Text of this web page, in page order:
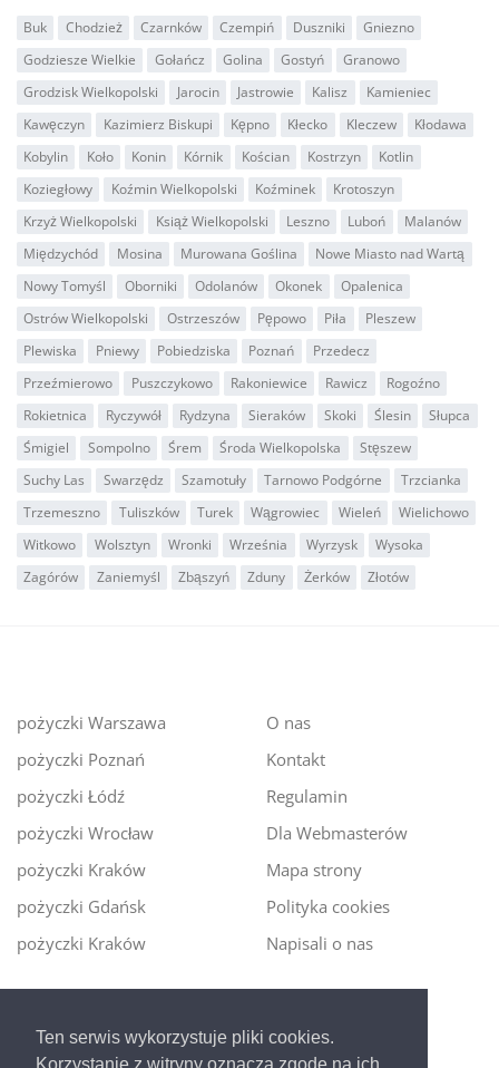
Ten serwis wykorzystuje pliki cookies.
Buk Chodzież Czarnków Czempiń Duszniki
Gniezno
Godziesze Wielkie
Gołańcz Golina Gostyń
Granowo
Grodzisk Wielkopolski
Jarocin Jastrowie Kalisz
Kamieniec
Kawęczyn
Kazimierz Biskupi Kępno Kłecko Kleczew
Kłodawa
Kobylin
Koło Konin Kórnik Kościan Kostrzyn
Kotlin
Koziegłowy
Koźmin Wielkopolski Koźminek
Krotoszyn
Krzyż Wielkopolski
Książ Wielkopolski Leszno Luboń
Malanów
Międzychód
Mosina Murowana Goślina
Nowe Miasto nad Wartą
Nowy Tomyśl
Oborniki Odolanów Okonek
Opalenica
Ostrów Wielkopolski
Ostrzeszów Pępowo Piła
Pleszew
Plewiska
Pniewy Pobiedziska Poznań
Przedecz
Przeźmierowo
Puszczykowo Rakoniewice Rawicz
Rogoźno
Rokietnica
Ryczywół Rydzyna Sieraków Skoki Ślesin
Słupca
Śmigiel
Sompolno Śrem Środa Wielkopolska
Stęszew
Suchy Las
Swarzędz Szamotuły Tarnowo Podgórne
Trzcianka
Trzemeszno
Tuliszków Turek Wągrowiec Wieleń
Wielichowo
Witkowo
Wolsztyn Wronki Września Wyrzysk
Wysoka
Zagórów
Zaniemyśl Zbąszyń Zduny Żerków Złotów
pożyczki Warszawa
pożyczki Poznań
pożyczki Łódź
pożyczki Wrocław
pożyczki Kraków
pożyczki Gdańsk
pożyczki Kraków
O nas
Kontakt
Regulamin
Dla Webmasterów
Mapa strony
Polityka cookies
Napisali o nas
Ekspert kredytowy online- nowa era szybkiego i